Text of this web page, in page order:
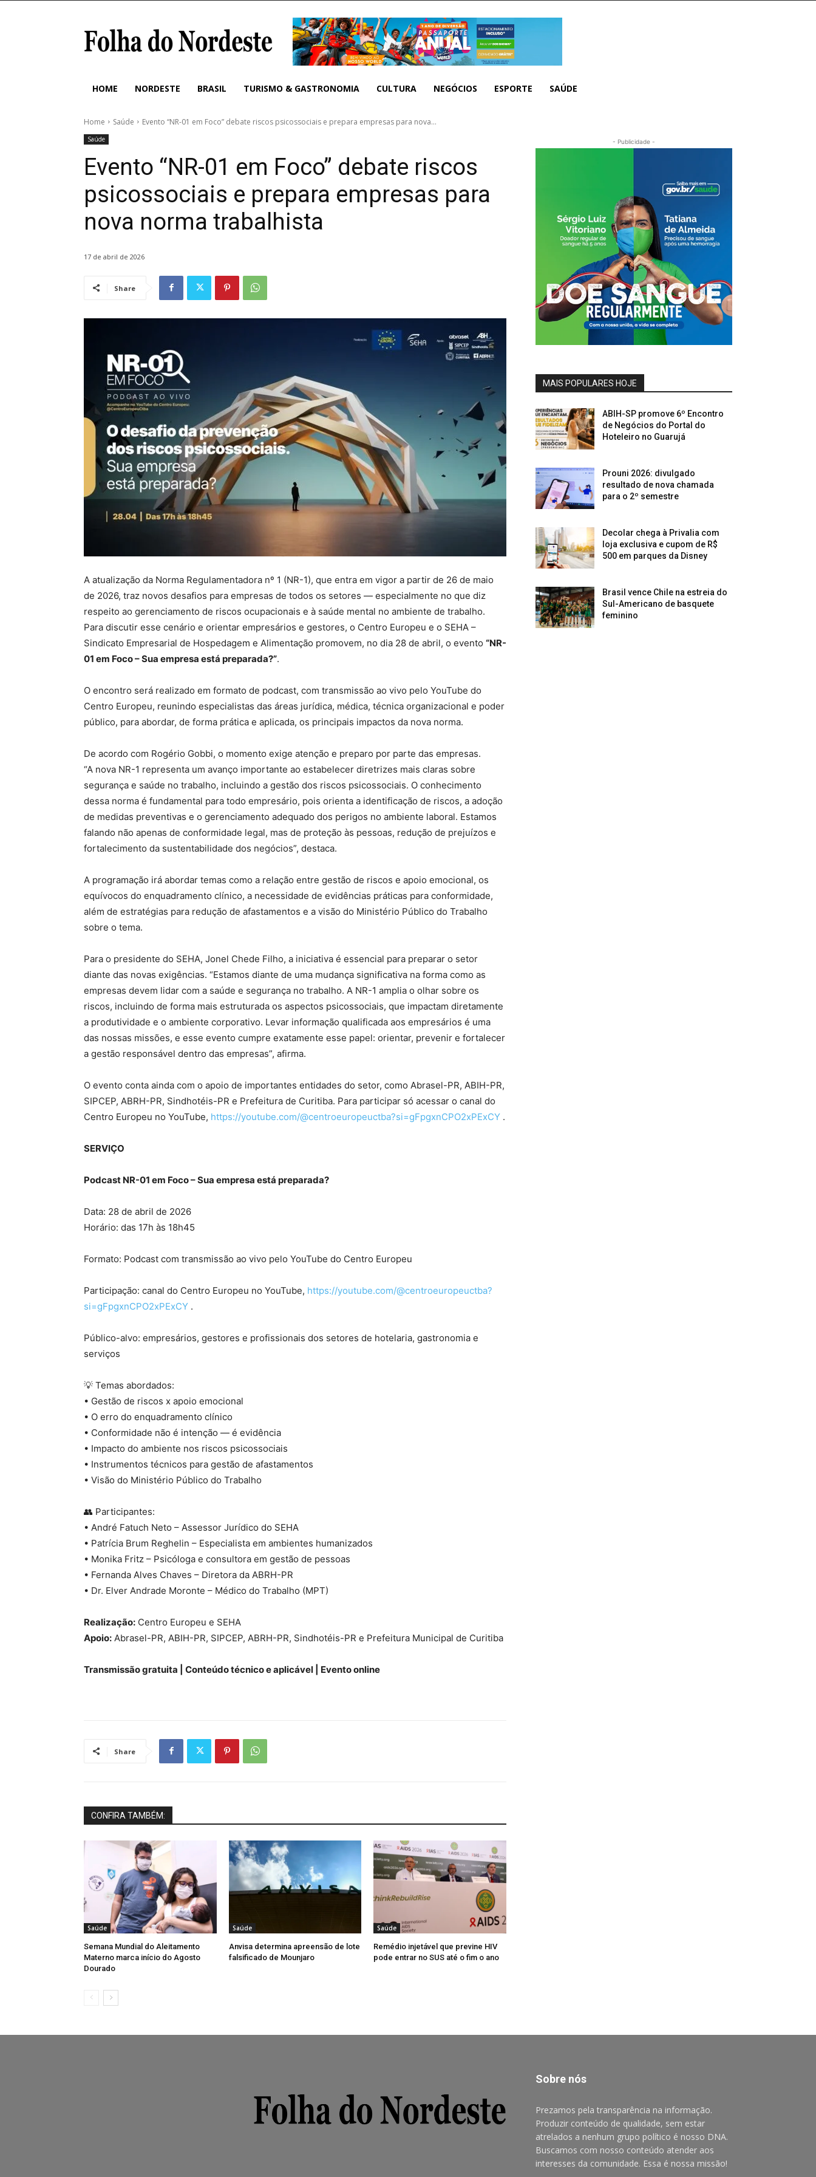
HOME NORDESTE BRASIL TURISMO & GASTRONOMIA CULTURA NEGÓCIOS ESPORTE SAÚDE
Home Saúde Evento “NR-01 em Foco” debate riscos psicossociais e prepara empresas para nova...
Saúde
Evento “NR-01 em Foco” debate riscos
psicossociais e prepara empresas para
nova norma trabalhista
17 de abril de 2026
Share
A atualização da Norma Regulamentadora nº 1 (NR-1), que entra em vigor a partir de 26 de maio
de 2026, traz novos desafios para empresas de todos os setores — especialmente no que diz
respeito ao gerenciamento de riscos ocupacionais e à saúde mental no ambiente de trabalho.
Para discutir esse cenário e orientar empresários e gestores, o Centro Europeu e o SEHA –
Sindicato Empresarial de Hospedagem e Alimentação promovem, no dia 28 de abril, o evento “NR-
01 em Foco – Sua empresa está preparada?”.
O encontro será realizado em formato de podcast, com transmissão ao vivo pelo YouTube do
Centro Europeu, reunindo especialistas das áreas jurídica, médica, técnica organizacional e poder
público, para abordar, de forma prática e aplicada, os principais impactos da nova norma.
De acordo com Rogério Gobbi, o momento exige atenção e preparo por parte das empresas.
“A nova NR-1 representa um avanço importante ao estabelecer diretrizes mais claras sobre
segurança e saúde no trabalho, incluindo a gestão dos riscos psicossociais. O conhecimento
dessa norma é fundamental para todo empresário, pois orienta a identificação de riscos, a adoção
de medidas preventivas e o gerenciamento adequado dos perigos no ambiente laboral. Estamos
falando não apenas de conformidade legal, mas de proteção às pessoas, redução de prejuízos e
fortalecimento da sustentabilidade dos negócios”, destaca.
A programação irá abordar temas como a relação entre gestão de riscos e apoio emocional, os
equívocos do enquadramento clínico, a necessidade de evidências práticas para conformidade,
além de estratégias para redução de afastamentos e a visão do Ministério Público do Trabalho
sobre o tema.
Para o presidente do SEHA, Jonel Chede Filho, a iniciativa é essencial para preparar o setor
diante das novas exigências. “Estamos diante de uma mudança significativa na forma como as
empresas devem lidar com a saúde e segurança no trabalho. A NR-1 amplia o olhar sobre os
riscos, incluindo de forma mais estruturada os aspectos psicossociais, que impactam diretamente
a produtividade e o ambiente corporativo. Levar informação qualificada aos empresários é uma
das nossas missões, e esse evento cumpre exatamente esse papel: orientar, prevenir e fortalecer
a gestão responsável dentro das empresas”, afirma.
O evento conta ainda com o apoio de importantes entidades do setor, como Abrasel-PR, ABIH-PR,
SIPCEP, ABRH-PR, Sindhotéis-PR e Prefeitura de Curitiba. Para participar só acessar o canal do
Centro Europeu no YouTube, https://youtube.com/@centroeuropeuctba?si=gFpgxnCPO2xPExCY .
SERVIÇO
Podcast NR-01 em Foco – Sua empresa está preparada?
Data: 28 de abril de 2026
Horário: das 17h às 18h45
Formato: Podcast com transmissão ao vivo pelo YouTube do Centro Europeu
Participação: canal do Centro Europeu no YouTube, https://youtube.com/@centroeuropeuctba?
si=gFpgxnCPO2xPExCY .
Público-alvo: empresários, gestores e profissionais dos setores de hotelaria, gastronomia e
serviços
💡 Temas abordados:
• Gestão de riscos x apoio emocional
• O erro do enquadramento clínico
• Conformidade não é intenção — é evidência
• Impacto do ambiente nos riscos psicossociais
• Instrumentos técnicos para gestão de afastamentos
• Visão do Ministério Público do Trabalho
👥 Participantes:
• André Fatuch Neto – Assessor Jurídico do SEHA
• Patrícia Brum Reghelin – Especialista em ambientes humanizados
• Monika Fritz – Psicóloga e consultora em gestão de pessoas
• Fernanda Alves Chaves – Diretora da ABRH-PR
• Dr. Elver Andrade Moronte – Médico do Trabalho (MPT)
Realização: Centro Europeu e SEHA
Apoio: Abrasel-PR, ABIH-PR, SIPCEP, ABRH-PR, Sindhotéis-PR e Prefeitura Municipal de Curitiba
Transmissão gratuita | Conteúdo técnico e aplicável | Evento online
Share
CONFIRA TAMBÉM:
Saúde
Semana Mundial do Aleitamento
Materno marca início do Agosto
Dourado
Saúde
Anvisa determina apreensão de lote
falsificado de Mounjaro
Saúde
Remédio injetável que previne HIV
pode entrar no SUS até o fim o ano
- Publicidade -
MAIS POPULARES HOJE
ABIH-SP promove 6º Encontro
de Negócios do Portal do
Hoteleiro no Guarujá
Prouni 2026: divulgado
resultado de nova chamada
para o 2º semestre
Decolar chega à Privalia com
loja exclusiva e cupom de R$
500 em parques da Disney
Brasil vence Chile na estreia do
Sul-Americano de basquete
feminino
Sobre nós
Prezamos pela transparência na informação.
Produzir conteúdo de qualidade, sem estar
atrelados a nenhum grupo político é nosso DNA.
Buscamos com nosso conteúdo atender aos
interesses da comunidade. Essa é nossa missão!